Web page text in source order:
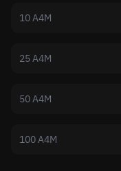
10 A4M
25 A4M
50 A4M
100 A4M